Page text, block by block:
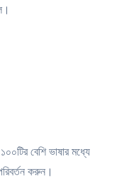
বেশি ভাষার মধ্যে
করুন।